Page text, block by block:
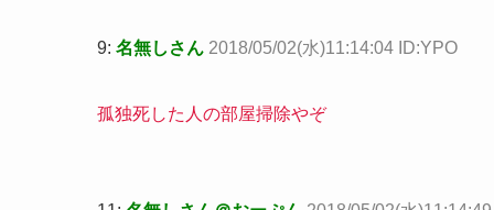
9: 名無しさん 2018/05/02(水)11:14:04 ID:YPO
孤独死した人の部屋掃除やぞ